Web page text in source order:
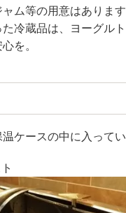
ム等の用意はありま
冷蔵品は、ヨーグル
を。
ケースの中に入ってい